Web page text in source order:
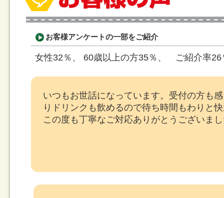
お客様アンケートの一部をご紹介
女性32％、 60歳以上の方35％、 ご紹介率
いつもお世話になっています。受付の方も
りドリンクも飲めるので待ち時間もわりと
この度も丁寧なご対応ありがとうございま